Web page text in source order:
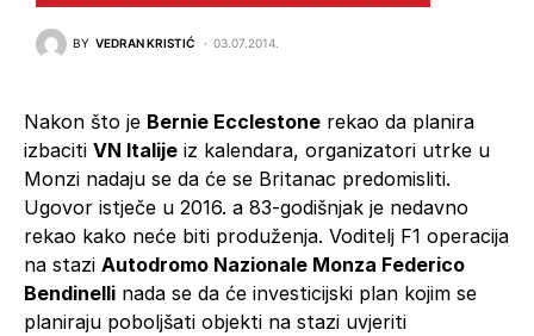
BY VEDRAN KRISTIĆ 03.07.2014.
Nakon što je Bernie Ecclestone rekao da planira
izbaciti VN Italije iz kalendara, organizatori utrke u
Monzi nadaju se da će se Britanac predomisliti.
Ugovor istječe u 2016. a 83-godišnjak je nedavno
rekao kako neće biti produženja. Voditelj F1 operacija
na stazi Autodromo Nazionale Monza Federico
Bendinelli nada se da će investicijski plan kojim se
planiraju poboljšati objekti na stazi uvjeriti